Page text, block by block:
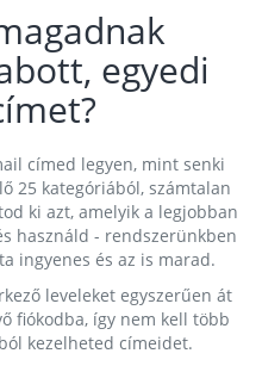
egyedi
címed legyen, mint senki
25 kategóriából, számtalan
ki azt, amelyik a legjobban
használd - rendszerünkben
ingyenes és az is marad.
leveleket egyszerűen át
fiókodba, így nem kell több
kezelheted címeidet.